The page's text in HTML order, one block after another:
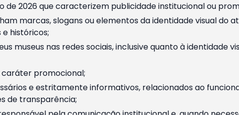
2026 que caracterizem publicidade institucional ou
marcas, slogans ou elementos da identidade visual do
históricos;
museus nas redes sociais, inclusive quanto à identidade
caráter promocional;
e estritamente informativos, relacionados ao
de transparência;